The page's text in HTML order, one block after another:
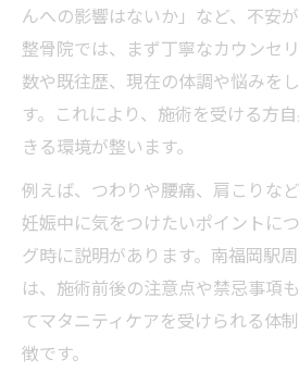
んへの影響はないか」など、不安
整骨院では、まず丁寧なカウンセ
数や既往歴、現在の体調や悩みを
す。これにより、施術を受ける方
きる環境が整います。
例えば、つわりや腰痛、肩こりな
妊娠中に気をつけたいポイントに
グ時に説明があります。南福岡駅
は、施術前後の注意点や禁忌事項
てマタニティケアを受けられる体
徴です。